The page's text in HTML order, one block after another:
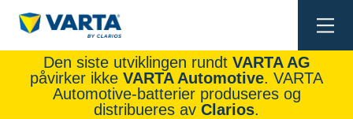
Den siste utviklingen rundt VARTA AG
påvirker ikke VARTA Automotive. VARTA
Automotive-batterier produseres og
distribueres av Clarios.